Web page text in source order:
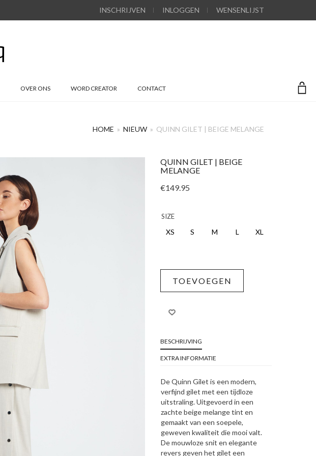
INSCHRIJVEN INLOGGEN WENSENLIJST
OVER ONS WORD CREATOR CONTACT
HOME » NIEUW » QUINN GILET | BEIGE MELANGE
QUINN GILET | BEIGE
MELANGE
€149.95
SIZE
XS S M L XL
TOEVOEGEN
BESCHRIJVING
EXTRA INFORMATIE
De Quinn Gilet is een modern,
verfijnd gilet met een tijdloze
uitstraling. Uitgevoerd in een
zachte beige melange tint en
gemaakt van een soepele,
geweven kwaliteit die mooi valt.
De mouwloze snit en elegante
revers geven het gilet een